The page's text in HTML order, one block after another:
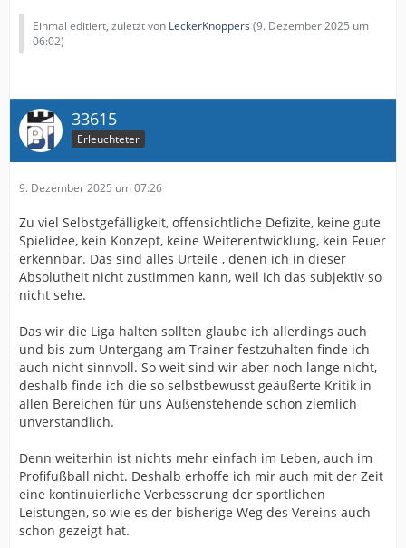
Einmal editiert, zuletzt von LeckerKnoppers (9. Dezember 2025 um
06:02)
33615
Erleuchteter
9. Dezember 2025 um 07:26
Zu viel Selbstgefälligkeit, offensichtliche Defizite, keine gute
Spielidee, kein Konzept, keine Weiterentwicklung, kein Feuer
erkennbar. Das sind alles Urteile , denen ich in dieser
Absolutheit nicht zustimmen kann, weil ich das subjektiv so
nicht sehe.
Das wir die Liga halten sollten glaube ich allerdings auch
und bis zum Untergang am Trainer festzuhalten finde ich
auch nicht sinnvoll. So weit sind wir aber noch lange nicht,
deshalb finde ich die so selbstbewusst geäußerte Kritik in
allen Bereichen für uns Außenstehende schon ziemlich
unverständlich.
Denn weiterhin ist nichts mehr einfach im Leben, auch im
Profifußball nicht. Deshalb erhoffe ich mir auch mit der Zeit
eine kontinuierliche Verbesserung der sportlichen
Leistungen, so wie es der bisherige Weg des Vereins auch
schon gezeigt hat.